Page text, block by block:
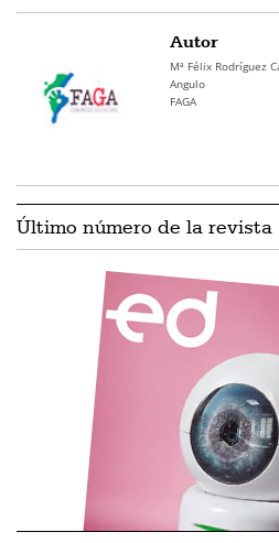
Autor
Mª Félix Rodríguez
Angulo
FAGA
Último número de la revista